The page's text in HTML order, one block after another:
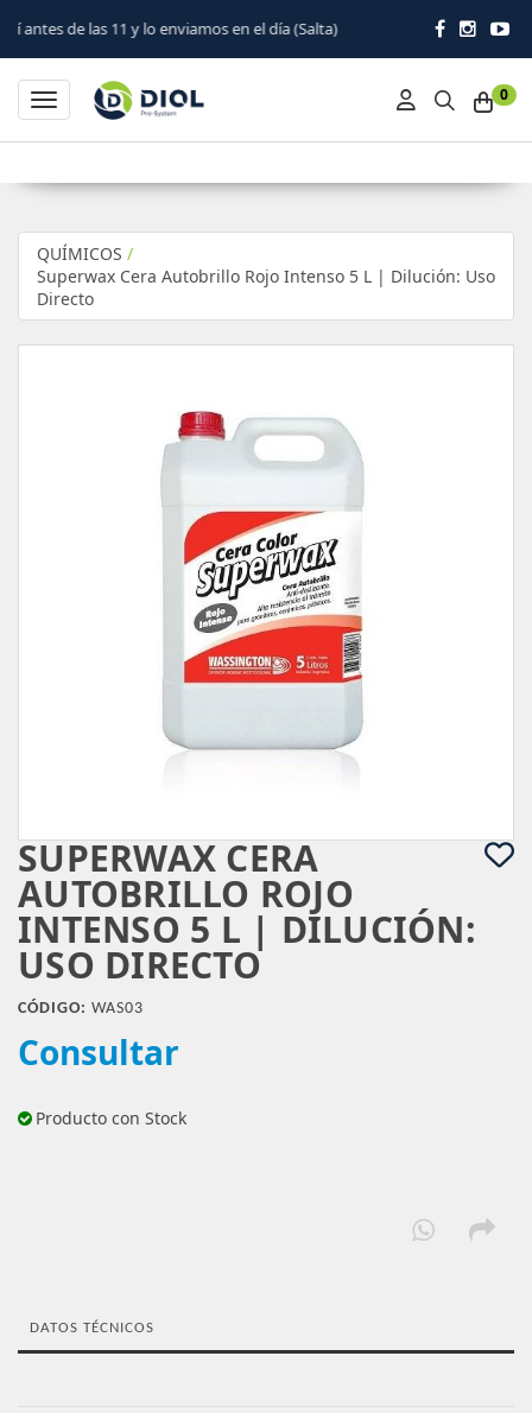
enviamos en el día (Salta)
0
Toggle navigation
QUÍMICOS /
Superwax Cera Autobrillo Rojo Intenso 5 L | Dilución: Uso
Directo
SUPERWAX CERA
AUTOBRILLO ROJO
INTENSO 5 L | DILUCIÓN:
USO DIRECTO
CÓDIGO: WAS03
Consultar
Producto con Stock
DATOS TÉCNICOS